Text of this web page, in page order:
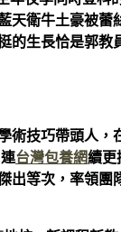
天衛牛土豪被蕾
的生長恰是郭教
術技巧帶頭人，
台灣包養網續更
出等次，率領團